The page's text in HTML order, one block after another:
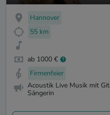
Hannover
55 km
ab 1000 €
Firmenfeier
Acoustik Live Musik mit
Sängerin